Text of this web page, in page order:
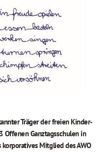
Träger der freien Kinder-
Offenen Ganztagsschulen in
Mitglied des AWO